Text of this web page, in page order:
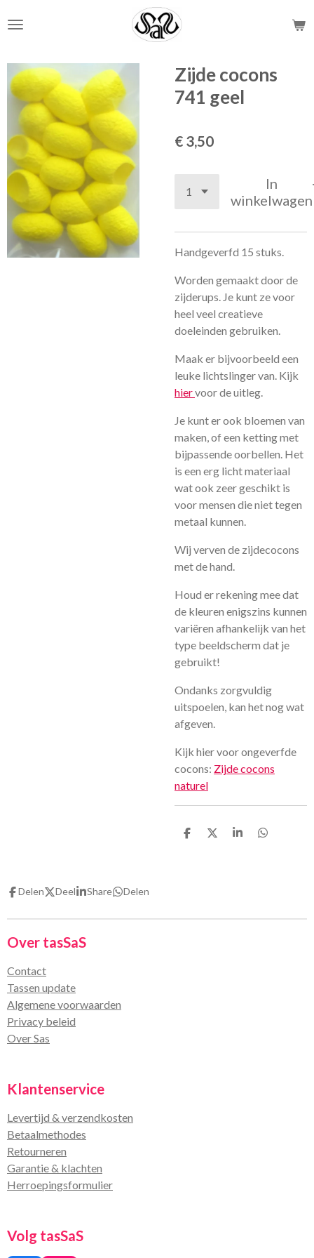
direct
de
hoofdinhoud
Zijde cocons
741 geel
€ 3,50
In
winkelwagen
Handgeverfd 15 stuks.
Worden gemaakt door de
zijderups. Je kunt ze voor
heel veel creatieve
doeleinden gebruiken.
Maak er bijvoorbeeld een
leuke lichtslinger van. Kijk
hiervoor de uitleg.
Je kunt er ook bloemen van
maken, of een ketting met
bijpassende oorbellen. Het
is een erg licht materiaal
wat ook zeer geschikt is
voor mensen die niet tegen
metaal kunnen.
Wij verven de zijdecocons
met de hand.
Houd er rekening mee dat
de kleuren enigszins kunnen
variëren afhankelijk van het
type beeldscherm dat je
gebruikt!
Ondanks zorgvuldig
uitspoelen, kan het nog wat
afgeven.
Kijk hier voor ongeverfde
cocons: Zijde cocons
naturel
D
D
S
D
Delen Deel Share Delen
Over tasSaS
Contact
Tassen update
Algemene voorwaarden
Privacy beleid
Over Sas
Klantenservice
Levertijd & verzendkosten
Betaalmethodes
Retourneren
Garantie & klachten
Herroepingsformulier
Volg tasSaS